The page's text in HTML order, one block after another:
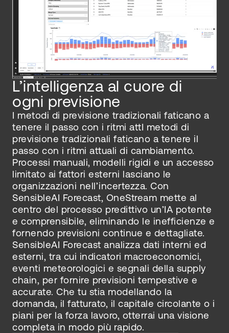
L’intelligenza al cuore di
ogni previsione
I metodi di previsione tradizionali faticano a
tenere il passo con i ritmi attI metodi di
previsione tradizionali faticano a tenere il
passo con i ritmi attuali di cambiamento.
Processi manuali, modelli rigidi e un accesso
limitato ai fattori esterni lasciano le
organizzazioni nell’incertezza. Con
SensibleAI Forecast, OneStream mette al
centro del processo predittivo un’IA potente
e comprensibile, eliminando le inefficienze e
fornendo previsioni continue e dettagliate.
SensibleAI Forecast analizza dati interni ed
esterni, tra cui indicatori macroeconomici,
eventi meteorologici e segnali della supply
chain, per fornire previsioni tempestive e
accurate. Che tu stia modellando la
domanda, il fatturato, il capitale circolante o i
piani per la forza lavoro, otterrai una visione
completa in modo più rapido.